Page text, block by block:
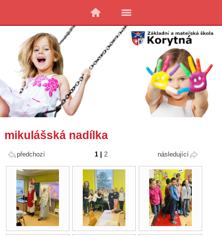
mikulášská nadílka
předchozí 1 2 následující